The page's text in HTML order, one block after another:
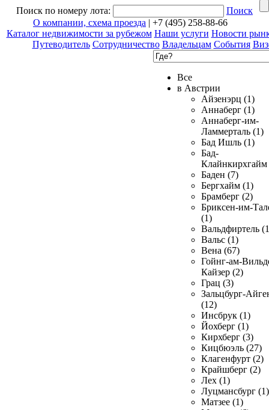
Поиск по номеру лота:
Поиск
О компании, схема проезда | +7 (495) 258-88-66
Каталог недвижимости за рубежом Наши услуги Новости
Путеводитель Сотрудничество Владельцам События
Все
в Австрии
Айзенэрц (1)
Аннаберг (1)
Аннаберг-им-
Ламмерталь (1)
Бад Ишль (1)
Бад-
Клайнкирхгайм
Баден (7)
Бергхайм (1)
Брамберг (2)
Бриксен-им-
(1)
Вальдфиртель
Вальс (1)
Вена (67)
Гойнг-ам-
Кайзер (2)
Грац (3)
Зальцбург-
(12)
Инсбрук (1)
Йохберг (1)
Кирхберг (3)
Кицбюэль (27)
Клагенфурт (2)
Крайшберг (2)
Лех (1)
Луцмансбург (1)
Матзее (1)